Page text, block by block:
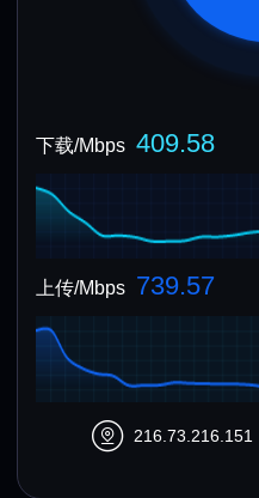
下载/Mbps 409.58
上传/Mbps 739.57
216.73.216.151